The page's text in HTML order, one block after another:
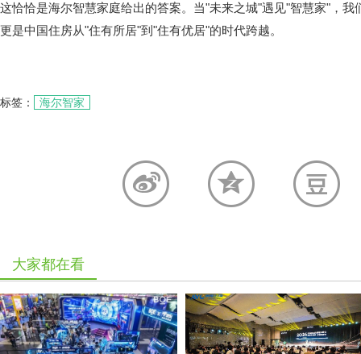
这恰恰是海尔智慧家庭给出的答案。当"未来之城"遇见"智慧家"，
更是中国住房从"住有所居"到"住有优居"的时代跨越。
标签： 海尔智家
大家都在看